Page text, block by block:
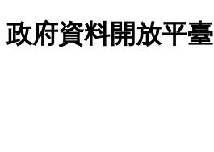
跳至主要內容
政府資料開放平臺